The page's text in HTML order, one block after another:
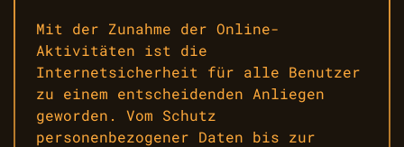
Mit der Zunahme der Online-
Aktivitäten ist die
Internetsicherheit für alle Benutzer
zu einem entscheidenden Anliegen
geworden. Vom Schutz
personenbezogener Daten bis zur